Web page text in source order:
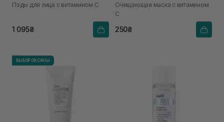
шт
Пэды для лица с витамином C
1 095₴
мл
Очищающая маска с витамином
C
250₴
ВЫБОР ОКСАНЫ